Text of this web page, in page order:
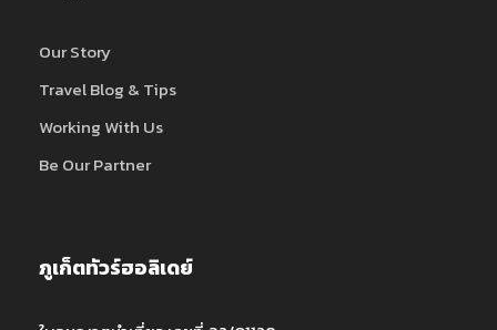
Our Story
Travel Blog & Tips
Working With Us
Be Our Partner
ภูเก็ตทัวร์ฮอลิเดย์